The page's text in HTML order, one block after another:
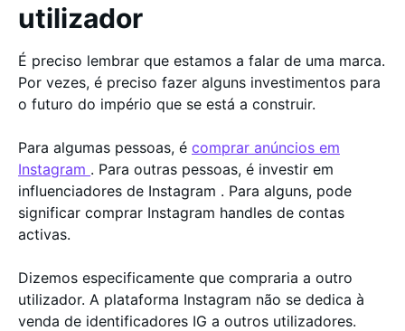
utilizador
É preciso lembrar que estamos a falar de uma marca.
Por vezes, é preciso fazer alguns investimentos para
o futuro do império que se está a construir.
Para algumas pessoas, é comprar anúncios em
Instagram . Para outras pessoas, é investir em
influenciadores de Instagram . Para alguns, pode
significar comprar Instagram handles de contas
activas.
Dizemos especificamente que compraria a outro
utilizador. A plataforma Instagram não se dedica à
venda de identificadores IG a outros utilizadores.